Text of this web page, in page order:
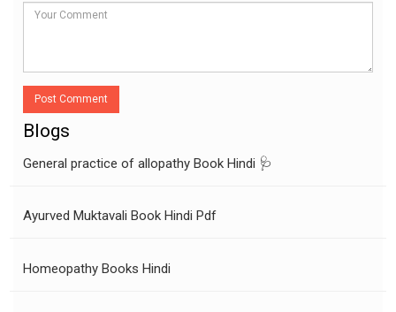
Post Comment
Blogs
General practice of allopathy Book Hindi 🩺
Ayurved Muktavali Book Hindi Pdf
Homeopathy Books Hindi